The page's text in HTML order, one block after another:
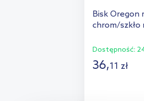
Bisk Oregon
chrom/szkło
Dostępność:
36,11 zł